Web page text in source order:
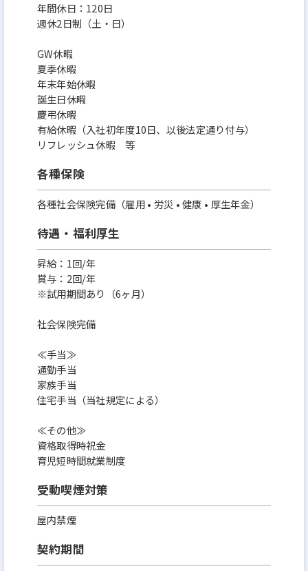
年間休日：120日
週休2日制（土・日）
GW休暇
夏季休暇
年末年始休暇
誕生日休暇
慶弔休暇
有給休暇（入社初年度10日、以後法定通り付与）
リフレッシュ休暇 等
各種保険
各種社会保険完備（雇用 • 労災 • 健康 • 厚生年金）
待遇・福利厚生
昇給：1回/年
賞与：2回/年
※試用期間あり（6ヶ月）
社会保険完備
≪手当≫
通勤手当
家族手当
住宅手当（当社規定による）
≪その他≫
資格取得時祝金
育児短時間就業制度
受動喫煙対策
屋内禁煙
契約期間